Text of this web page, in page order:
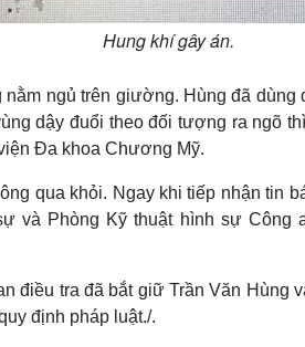
Hung khí gây án.
ngủ trên giường. Hùng đã
dậy đuổi theo đối tượng ra ngõ
Đa khoa Chương Mỹ.
qua khỏi. Ngay khi tiếp nhận tin
và Phòng Kỹ thuật hình sự Công
điều tra đã bắt giữ Trần Văn Hùng
định pháp luật./.